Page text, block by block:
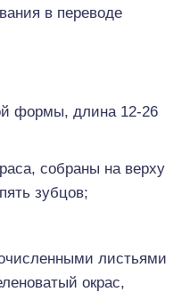
в переводе
формы, длина 12-26
собраны на верху
зубцов;
листьями
окрас,